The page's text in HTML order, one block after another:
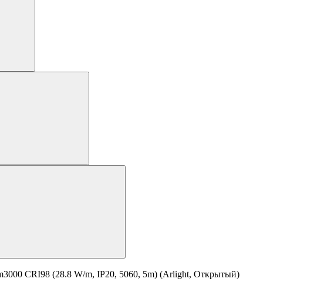
CRI98 (28.8 W/m, IP20, 5060, 5m) (Arlight, Открытый)